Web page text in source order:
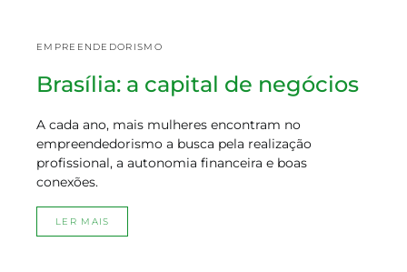
EMPREENDEDORISMO
Brasília: a capital de negócios
A cada ano, mais mulheres encontram no
empreendedorismo a busca pela realização
profissional, a autonomia financeira e boas
conexões.
LER MAIS